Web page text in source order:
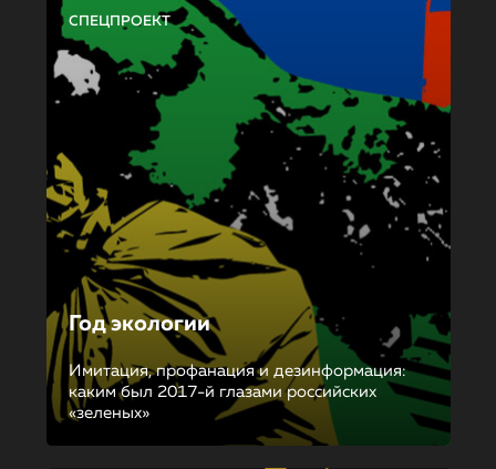
СПЕЦПРОЕКТ
Год экологии
Имитация, профанация и дезинформация:
каким был 2017-й глазами российских
«зеленых»